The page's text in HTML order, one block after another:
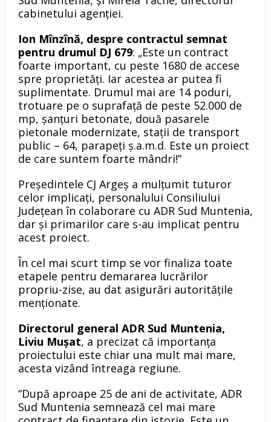
cabinetului agenției.
Ion Mînzînă, despre contractul semnat
pentru drumul DJ 679: „Este un contract
foarte important, cu peste 1680 de accese
spre proprietăți. Iar acestea ar putea fi
suplimentate. Drumul mai are 14 poduri,
trotuare pe o suprafață de peste 52.000 de
mp, șanțuri betonate, două pasarele
pietonale modernizate, stații de transport
public – 64, parapeți ș.a.m.d. Este un proiect
de care suntem foarte mândri!”
Președintele CJ Argeș a mulțumit tuturor
celor implicați, personalului Consiliului
Județean în colaborare cu ADR Sud Muntenia,
dar și primarilor care s-au implicat pentru
acest proiect.
În cel mai scurt timp se vor finaliza toate
etapele pentru demararea lucrărilor
propriu-zise, au dat asigurări autoritățile
menționate.
Directorul general ADR Sud Muntenia,
Liviu Mușat, a precizat că importanța
proiectului este chiar una mult mai mare,
acesta vizând întreaga regiune.
“După aproape 25 de ani de activitate, ADR
Sud Muntenia semnează cel mai mare